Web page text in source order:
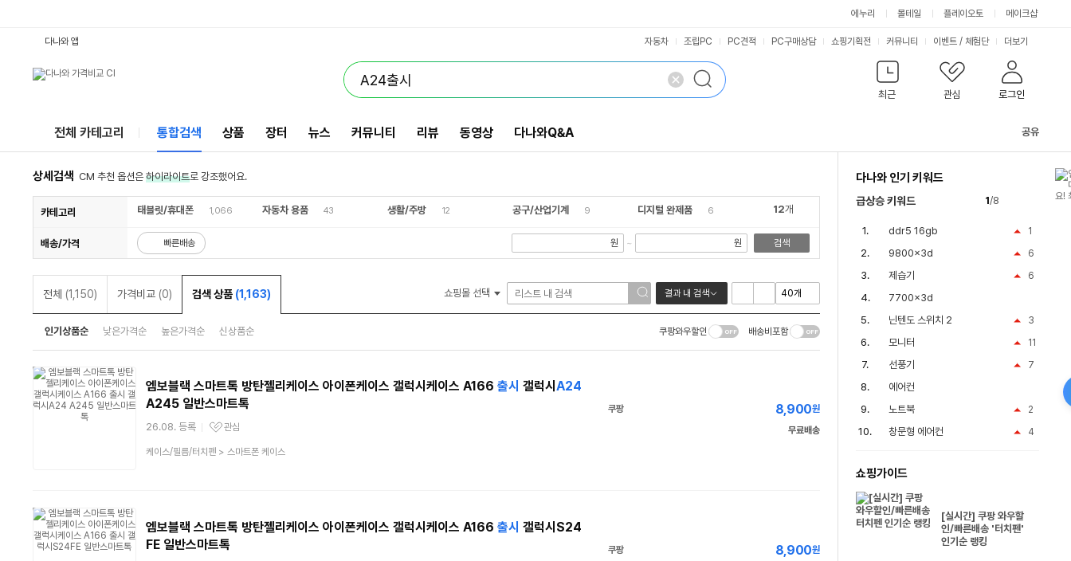
에누리 몰테일 플레이오토 메이크샵
최근 관심 로그인
다나와 앱 자동차 조립PC PC견적 PC구매상담 쇼핑기획전 커뮤니티 이벤트 / 체험단 더보기
전체 카테고리 통합검색 상품 장터 뉴스 커뮤니티 리뷰 동영상 다나와Q&A 공유
상세검색 CM 추천 옵션은 하이라이트로 강조했어요.
카테고리 태블릿/휴대폰 1,066 자동차 용품 43 생활/주방 12 공구/산업기계 9 디지털 완제품 6 12개
배송/가격 빠른배송 원 ~ 원 검색
전체 (1,150) 가격비교 (0) 검색 상품 (1,163) 쇼핑몰 선택 결과 내 검색
인기상품순 낮은가격순 높은가격순 신상품순 쿠팡와우할인 배송비포함
엠보블랙 스마트톡 방탄젤리케이스 아이폰케이스 갤럭시케이스 A166 출시 갤럭시 A24
A245 일반스마트톡
26.08. 등록
관심상품
관심
상
케이스/필름/터치펜> 스마트폰 케이스
쿠팡 8,900원
무료배송
엠보블랙 스마트톡 방탄젤리케이스 아이폰케이스 갤럭시케이스 A166 출시 갤럭시S24
FE 일반스마트톡
쿠팡 8,900원
다나와 인기 키워드
급상승 키워드 1/8
1
ddr5 16gb
6
9800x3d
6
제습기
7700x3d
3
닌텐도 스위치 2
11
모니터
7
선풍기
에어컨
2
노트북
4
창문형 에어컨
쇼핑가이드
[실시간] 쿠팡 와우할
인/빠른배송 '터치펜'
인기순 랭킹